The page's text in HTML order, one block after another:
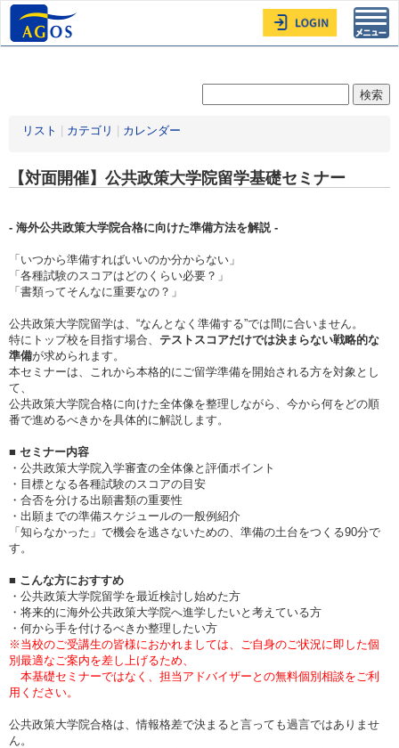
リスト カテゴリ カレンダー
【対面開催】公共政策大学院留学基礎セミナー
- 海外公共政策大学院合格に向けた準備方法を解説 -
「いつから準備すればいいのか分からない」
「各種試験のスコアはどのくらい必要？」
「書類ってそんなに重要なの？」
公共政策大学院留学は、“なんとなく準備する”では間に合いません。
特にトップ校を目指す場合、 テストスコアだけでは決まらない戦略的な
準備が求められます。
本セミナーは、これから本格的にご留学準備を開始される方を対象とし
て、
公共政策大学院合格に向けた全体像を整理しながら、今から何をどの順
番で進めるべきかを具体的に解説します。
■ セミナー内容
・公共政策大学院入学審査の全体像と評価ポイント
・目標となる各種試験のスコアの目安
・合否を分ける出願書類の重要性
・出願までの準備スケジュールの一般例紹介
「知らなかった」で機会を逃さないための、準備の土台をつくる90分で
す。
■ こんな方におすすめ
・公共政策大学院留学を最近検討し始めた方
・将来的に海外公共政策大学院へ進学したいと考えている方
・何から手を付けるべきか整理したい方
※当校のご受講生の皆様におかれましては、ご自身のご状況に即した個
別最適なご案内を差し上げるため、
本基礎セミナーではなく、担当アドバイザーとの無料個別相談をご利
用ください。
公共政策大学院合格は、情報格差で決まると言っても過言ではありませ
ん。